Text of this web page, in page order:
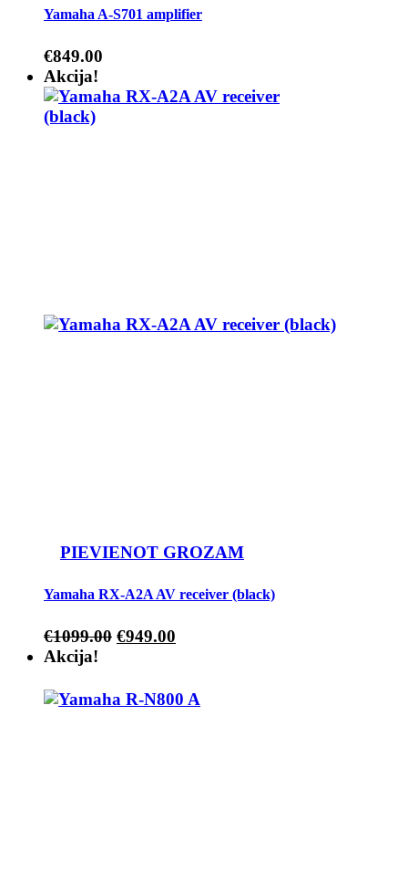
Yamaha A-S701 amplifier
€849.00
Akcija!
PIEVIENOT GROZAM
Yamaha RX-A2A AV receiver (black)
€1099.00 €949.00
Akcija!